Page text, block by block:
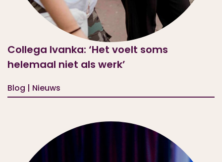
Collega Ivanka: ‘Het voelt soms
helemaal niet als werk’
Blog | Nieuws